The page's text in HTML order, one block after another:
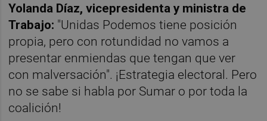
Yolanda Díaz, vicepresidenta y ministra de
Trabajo: "Unidas Podemos tiene posición
propia, pero con rotundidad no vamos a
presentar enmiendas que tengan que ver
con malversación". ¡Estrategia electoral. Pero
no se sabe si habla por Sumar o por toda la
coalición!